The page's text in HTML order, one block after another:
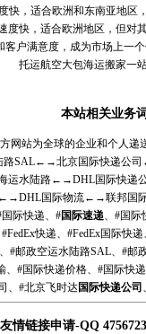
快，适合欧洲和东南亚地区
度快，适合欧洲地区，但对
户满意度，成为市场上一
托运航空大包海运搬家一
本站相关业务
网站为全球的企业和个人递
路SAL←→北京国际快递公司
运水陆路←→DHL国际快递
←→DHL国际物流←→联邦国
国际快递、#国际速递、#国际
快递、#FedEx国际快
#邮政空运水陆路SAL、#
#国际快递价格、#国际快
、#北京飞时达国际快递公司
情链接申请-QQ